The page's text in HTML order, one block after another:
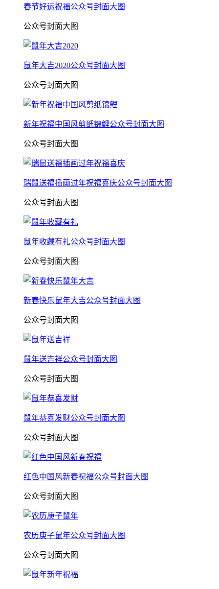
春节好运祝福公众号封面大图
公众号封面大图
鼠年大吉2020公众号封面大图
公众号封面大图
新年祝福中国风剪纸锦鲤公众号封面大图
公众号封面大图
瑞鼠送福插画过年祝福喜庆公众号封面大图
公众号封面大图
鼠年收藏有礼公众号封面大图
公众号封面大图
新春快乐鼠年大吉公众号封面大图
公众号封面大图
鼠年送吉祥公众号封面大图
公众号封面大图
鼠年恭喜发财公众号封面大图
公众号封面大图
红色中国风新春祝福公众号封面大图
公众号封面大图
农历庚子鼠年公众号封面大图
公众号封面大图